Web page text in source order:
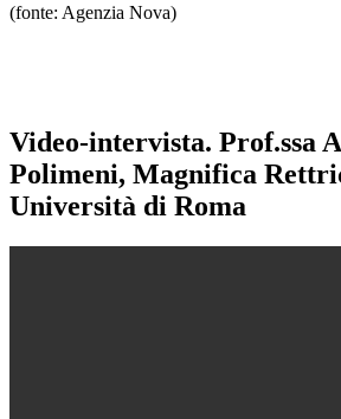
(fonte: Agenzia Nova)
Video-intervista. Prof.ssa
Polimeni, Magnifica
Università di Roma